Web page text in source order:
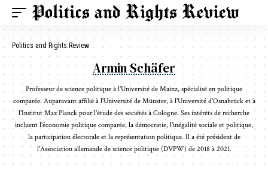
Politics and Rights Review
Armin Schäfer
Professeur de science politique à l'Université de Mainz, spécialisé en politique
comparée. Auparavant affilié à l'Université de Münster, à l'Université d'Osnabrück et à
l'Institut Max Planck pour l'étude des sociétés à Cologne. Ses intérêts de recherche
incluent l'économie politique comparée, la démocratie, l'inégalité sociale et politique,
la participation électorale et la représentation politique. Il a été président de
l'Association allemande de science politique (DVPW) de 2018 à 2021.